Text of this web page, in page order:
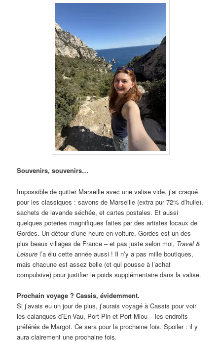
Souvenirs, souvenirs…
Impossible de quitter Marseille avec une valise vide, j’ai craqué
pour les classiques : savons de Marseille (extra pur 72% d’huile),
sachets de lavande séchée, et cartes postales. Et aussi
quelques poteries magnifiques faites par des artistes locaux de
Gordes. Un détour d’une heure en voiture, Gordes est un des
plus beaux villages de France – et pas juste selon moi, Travel &
Leisure l’a élu cette année aussi ! Il n’y a pas mille boutiques,
mais chacune est assez belle (et qui pousse à l’achat
compulsive) pour justifier le poids supplémentaire dans la valise.
Prochain voyage ? Cassis, évidemment.
Si j’avais eu un jour de plus, j’aurais voyagé à Cassis pour voir
les calanques d’En-Vau, Port-Pin et Port-Miou – les endroits
préférés de Margot. Ce sera pour la prochaine fois. Spoiler : il y
aura clairement une prochaine fois.